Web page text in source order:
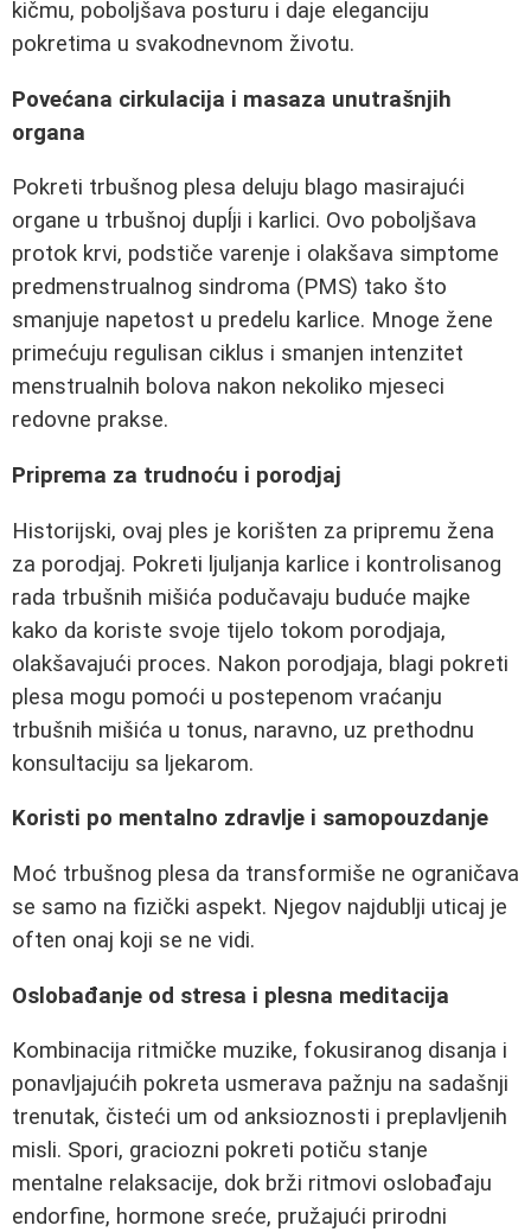
kičmu, poboljšava posturu i daje eleganciju
pokretima u svakodnevnom životu.
Povećana cirkulacija i masaza unutrašnjih
organa
Pokreti trbušnog plesa deluju blago masirajući
organe u trbušnoj dupĺji i karlici. Ovo poboljšava
protok krvi, podstiče varenje i olakšava simptome
predmenstrualnog sindroma (PMS) tako što
smanjuje napetost u predelu karlice. Mnoge žene
primećuju regulisan ciklus i smanjen intenzitet
menstrualnih bolova nakon nekoliko mjeseci
redovne prakse.
Priprema za trudnoću i porodjaj
Historijski, ovaj ples je korišten za pripremu žena
za porodjaj. Pokreti ljuljanja karlice i kontrolisanog
rada trbušnih mišića podučavaju buduće majke
kako da koriste svoje tijelo tokom porodjaja,
olakšavajući proces. Nakon porodjaja, blagi pokreti
plesa mogu pomoći u postepenom vraćanju
trbušnih mišića u tonus, naravno, uz prethodnu
konsultaciju sa ljekarom.
Koristi po mentalno zdravlje i samopouzdanje
Moć trbušnog plesa da transformiše ne ograničava
se samo na fizički aspekt. Njegov najdublji uticaj je
often onaj koji se ne vidi.
Oslobađanje od stresa i plesna meditacija
Kombinacija ritmičke muzike, fokusiranog disanja i
ponavljajućih pokreta usmerava pažnju na sadašnji
trenutak, čisteći um od anksioznosti i preplavljenih
misli. Spori, graciozni pokreti potiču stanje
mentalne relaksacije, dok brži ritmovi oslobađaju
endorfine, hormone sreće, pružajući prirodni